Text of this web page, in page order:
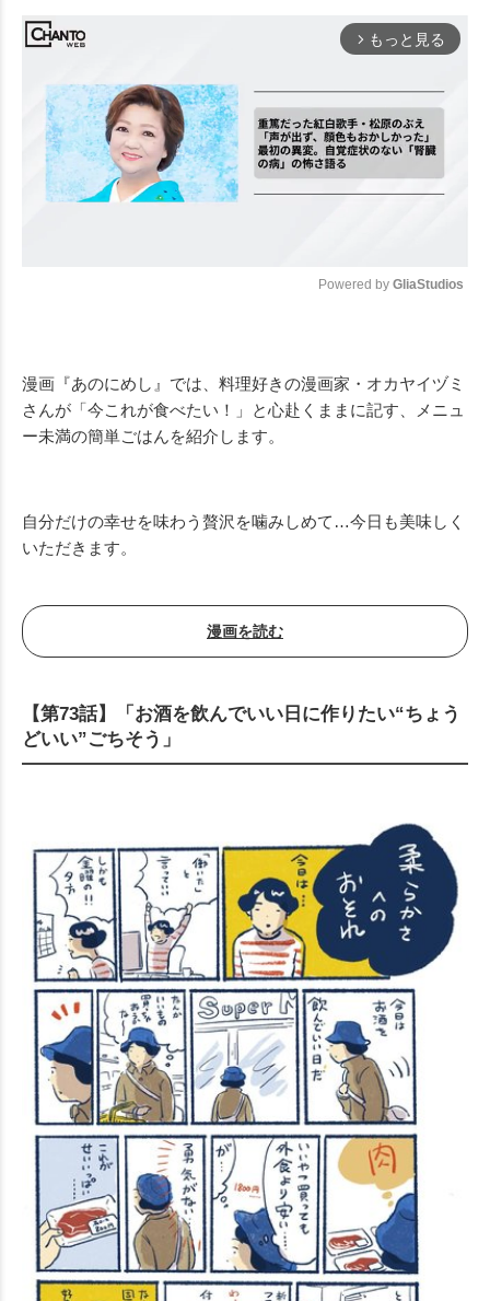
arrow_forward_ios もっと見る
Powered by GliaStudios
漫画『あのにめし』では、料理好きの漫画家・オカヤイヅミ
さんが「今これが食べたい！」と心赴くままに記す、メニュ
ー未満の簡単ごはんを紹介します。
自分だけの幸せを味わう贅沢を噛みしめて…今日も美味しく
いただきます。
漫画を読む
【第73話】「お酒を飲んでいい日に作りたい“ちょう
どいい”ごちそう」